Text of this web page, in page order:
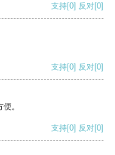
支持[0] 反对[0]
支持[0] 反对[0]
。
支持[0] 反对[0]